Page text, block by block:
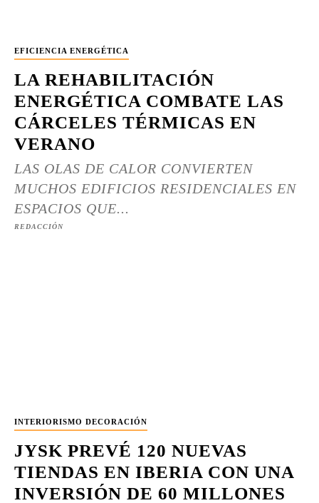
EFICIENCIA ENERGÉTICA
LA REHABILITACIÓN
ENERGÉTICA COMBATE LAS
CÁRCELES TÉRMICAS EN
VERANO
LAS OLAS DE CALOR CONVIERTEN
MUCHOS EDIFICIOS RESIDENCIALES EN
ESPACIOS QUE...
REDACCIÓN
INTERIORISMO DECORACIÓN
JYSK PREVÉ 120 NUEVAS
TIENDAS EN IBERIA CON UNA
INVERSIÓN DE 60 MILLONES